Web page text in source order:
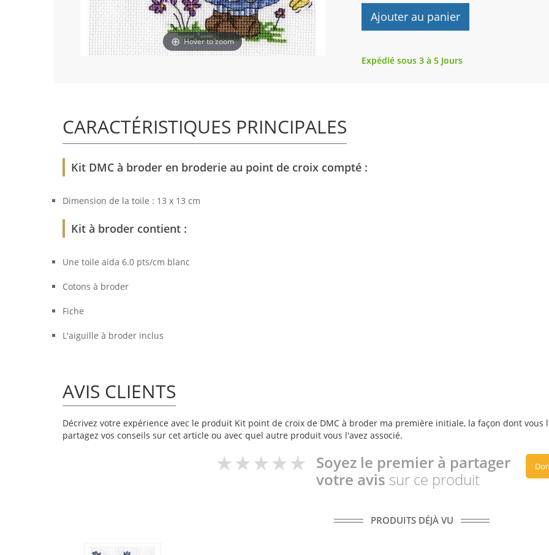
Hover to zoom
Ajouter au panier
Expédié sous 3 à 5 Jours
CARACTÉRISTIQUES PRINCIPALES
Kit DMC à broder en broderie au point de croix compté :
Dimension de la toile : 13 x 13 cm
Kit à broder contient :
Une toile aida 6.0 pts/cm blanc
Cotons à broder
Fiche
L'aiguille à broder inclus
AVIS CLIENTS
Décrivez votre expérience avec le produit Kit point de croix de DMC à broder ma première initiale, la façon dont
partagez vos conseils sur cet article ou avec quel autre produit vous l'avez associé.
Soyez le premier à partager
votre avis sur ce produit
PRODUITS DÉJÀ VU